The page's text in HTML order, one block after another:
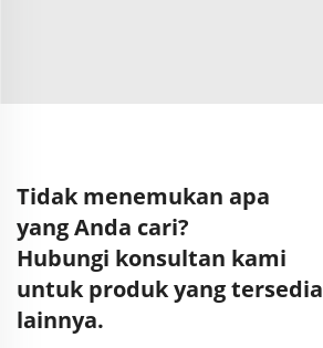
Tidak menemukan apa
yang Anda cari?
Hubungi konsultan kami
untuk produk yang tersedia
lainnya.